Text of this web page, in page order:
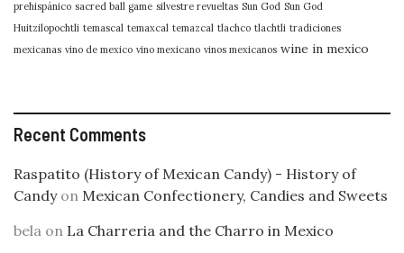
prehispánico sacred ball game silvestre revueltas Sun God Sun God
Huitzilopochtli temascal temaxcal temazcal tlachco tlachtli tradiciones
mexicanas vino de mexico vino mexicano vinos mexicanos wine in mexico
Recent Comments
Raspatito (History of Mexican Candy) - History of
Candyon Mexican Confectionery, Candies and Sweets
bela on La Charreria and the Charro in Mexico